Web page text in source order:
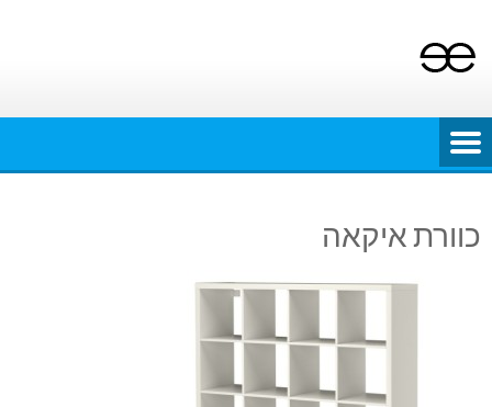
content
כוורת איקאה